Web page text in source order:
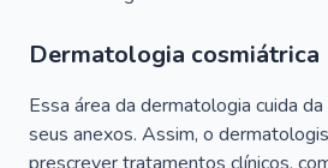
Dermatologia cosmiátrica
Essa área da dermatologia cuida
seus anexos. Assim, o